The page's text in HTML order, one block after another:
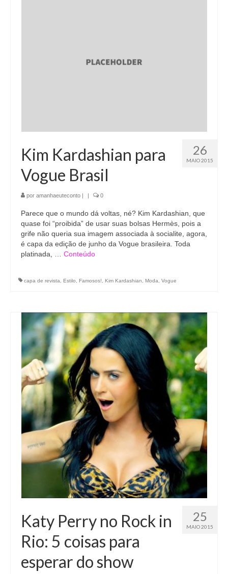
26
MAIO 2015
Kim Kardashian para
Vogue Brasil
por amanhaeuteconto | | 0
Parece que o mundo dá voltas, né? Kim Kardashian, que
quase foi “proibida” de usar suas bolsas Hermès, pois a
grife não queria sua imagem associada à socialite, agora,
é capa da edição de junho da Vogue brasileira. Toda
platinada, … Conteúdo
capa de revista Estilo Famosos! Kim Kardashian Moda Vogue
25
MAIO 2015
Katy Perry no Rock in
Rio: 5 coisas para
esperar do show